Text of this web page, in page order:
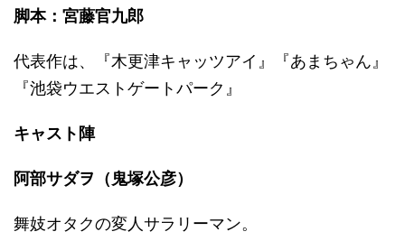
脚本：宮藤官九郎
代表作は、『木更津キャッツアイ』『あまちゃん』
『池袋ウエストゲートパーク』
キャスト陣
阿部サダヲ（鬼塚公彦）
舞妓オタクの変人サラリーマン。